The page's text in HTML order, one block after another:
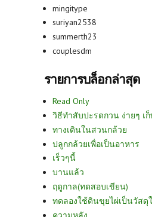
mingitype
suriyan2538
summerth23
couplesdm
รายการบล็อกล่าสุด
Read Only
วิธีทำสับปะรดกวน ง่ายๆ เ
ทางเดินในสวนกล้วย
ปลูกกล้วยเพื่อเป็นอาหาร
เร็วๆนี้
บานแล้ว
ฤดูกาล(ทดสอบเขียน)
ทดลองใช้ดินขุยไผ่เป็นวัสดุ